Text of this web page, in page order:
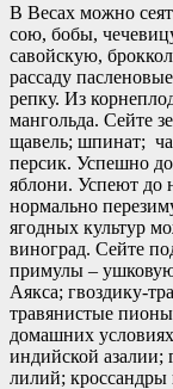
В Весах можно
сою, бобы,
савойскую,
рассаду
репку. Из
мангольда. Сейте
щавель; шпинат;
персик. Успешно
яблони. Успеют до
нормально
ягодных культур
виноград. Сейте
примулы –
Аякса; гвоздику-
травянистые
домашних
индийской азалии;
лилий; кроссандры